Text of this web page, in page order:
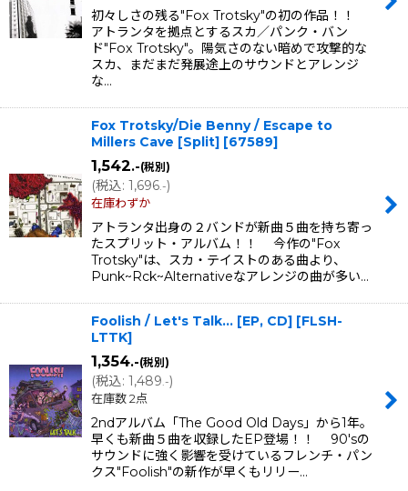
初々しさの残る"Fox Trotsky"の初の作品！！
アトランタを拠点とするスカ／パンク・バン
ド"Fox Trotsky"。陽気さのない暗めで攻撃的な
スカ、まだまだ発展途上のサウンドとアレンジ
な…
Fox Trotsky/Die Benny / Escape to
Millers Cave [Split] [67589]
1,542.-(税別)
(税込: 1,696.-)
在庫わずか
アトランタ出身の２バンドが新曲５曲を持ち寄っ
たスプリット・アルバム！！ 今作の"Fox
Trotsky"は、スカ・テイストのある曲より、
Punk~Rck~Alternativeなアレンジの曲が多い…
Foolish / Let's Talk... [EP, CD] [FLSH-
LTTK]
1,354.-(税別)
(税込: 1,489.-)
在庫数 2点
2ndアルバム「The Good Old Days」から1年。
早くも新曲５曲を収録したEP登場！！ 90'sの
サウンドに強く影響を受けているフレンチ・パン
クス"Foolish"の新作が早くもリリー…